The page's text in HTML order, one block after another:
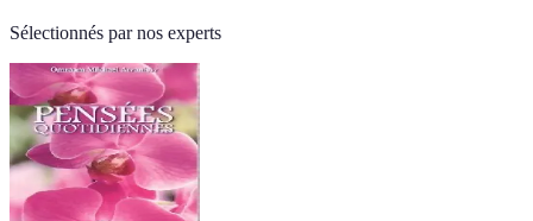
Sélectionnés par nos experts